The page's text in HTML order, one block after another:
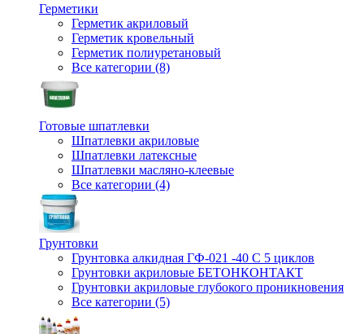
Герметики
Герметик акриловый
Герметик кровельный
Герметик полиуретановый
Все категории (8)
Готовые шпатлевки
Шпатлевки акриловые
Шпатлевки латексные
Шпатлевки масляно-клеевые
Все категории (4)
Грунтовки
Грунтовка алкидная ГФ-021 -40 С 5 циклов
Грунтовки акриловые БЕТОНКОНТАКТ
Грунтовки акриловые глубокого проникновения
Все категории (5)